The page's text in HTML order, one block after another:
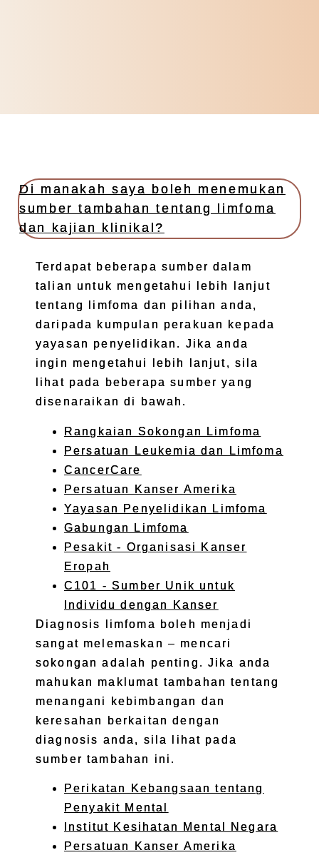
Di manakah saya boleh menemukan
sumber tambahan tentang limfoma
dan kajian klinikal?
Terdapat beberapa sumber dalam
talian untuk mengetahui lebih lanjut
tentang limfoma dan pilihan anda,
daripada kumpulan perakuan kepada
yayasan penyelidikan. Jika anda
ingin mengetahui lebih lanjut, sila
lihat pada beberapa sumber yang
disenaraikan di bawah.
Rangkaian Sokongan Limfoma
Persatuan Leukemia dan Limfoma
CancerCare
Persatuan Kanser Amerika
Yayasan Penyelidikan Limfoma
Gabungan Limfoma
Pesakit - Organisasi Kanser
Eropah
C101 - Sumber Unik untuk
Individu dengan Kanser
Diagnosis limfoma boleh menjadi
sangat melemaskan – mencari
sokongan adalah penting. Jika anda
mahukan maklumat tambahan tentang
menangani kebimbangan dan
keresahan berkaitan dengan
diagnosis anda, sila lihat pada
sumber tambahan ini.
Perikatan Kebangsaan tentang
Penyakit Mental
Institut Kesihatan Mental Negara
Persatuan Kanser Amerika